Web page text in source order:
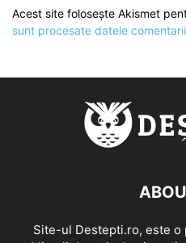
Acest site folosește Akismet
sunt procesate datele
Site-ul Destepti.ro, este